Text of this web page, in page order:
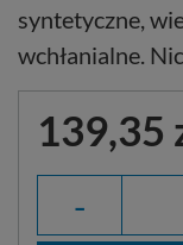
syntetyczne,
wchłanialne.
139,35
-